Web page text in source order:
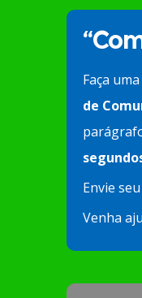
Faça
de
Envie
Venha